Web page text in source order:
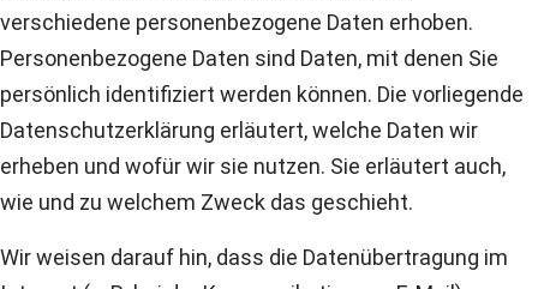
verschiedene personenbezogene Daten erhoben.
Personenbezogene Daten sind Daten, mit denen Sie
persönlich identifiziert werden können. Die vorliegende
Datenschutzerklärung erläutert, welche Daten wir
erheben und wofür wir sie nutzen. Sie erläutert auch,
wie und zu welchem Zweck das geschieht.
Wir weisen darauf hin, dass die Datenübertragung im